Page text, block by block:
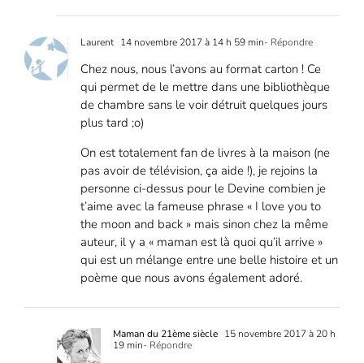
Laurent 14 novembre 2017 à 14 h 59 min- Répondre
Chez nous, nous l’avons au format carton ! Ce
qui permet de le mettre dans une bibliothèque
de chambre sans le voir détruit quelques jours
plus tard ;o)
On est totalement fan de livres à la maison (ne
pas avoir de télévision, ça aide !), je rejoins la
personne ci-dessus pour le Devine combien je
t’aime avec la fameuse phrase « I love you to
the moon and back » mais sinon chez la même
auteur, il y a « maman est là quoi qu’il arrive »
qui est un mélange entre une belle histoire et un
poème que nous avons également adoré.
Maman du 21ème siècle 15 novembre 2017 à 20 h
19 min- Répondre